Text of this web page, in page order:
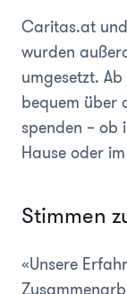
Caritas.at
wurden
umgesetzt.
bequem über
spenden – ob
Hause oder
Stimmen
«Unsere